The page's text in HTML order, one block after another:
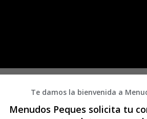
frágiles y más propensos a
causa una fractura ósea.
Te damos la bienvenida a
Menudos Peques solicita tu